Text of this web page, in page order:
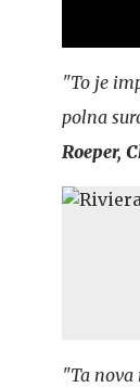
"To je
polna
Roeper,
"Ta nova